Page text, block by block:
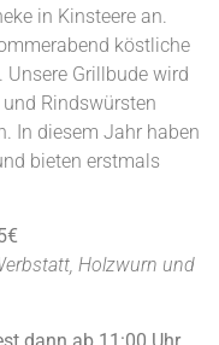
in Kinsteere an.
köstliche
Unsere Grillbude wird
Rindswürsten
In diesem Jahr haben
bieten erstmals
Holzwurn und
dann ab 11:00 Uhr